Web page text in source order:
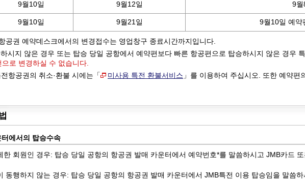
9월10일 9월12일 9월
9월10일 9월21일 9월10일 예약
공권 예약데스크에서의 변경접수는 영업창구 종료시간까지입니다.
시지 않은 경우 또는 탑승 당일 공항에서 예약편보다 빠른 항공편으로 탑승하시지 않은 경우
으로 변경하실 수 없습니다.
항공권의 취소·환불 시에는「
미사용 특전 환불서비스 」를 이용하여 주십시오. 또한 예약
에서의 탑승수속
한 회원인 경우: 탑승 당일 공항의 항공권 발매 카운터에서 예약번호*를 말씀하시고 JMB카드
동행하지 않는 경우: 탑승 당일 공항의 항공권 발매 카운터에서 JMB특전 이용 탑승임을 말씀